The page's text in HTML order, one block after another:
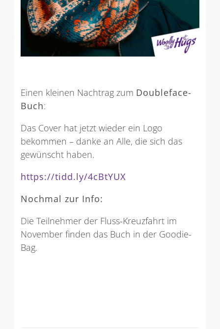
Einen kleinen Nachtrag zum Doubleface-
Buch:
Das Cover hat jetzt wieder ein Logo
bekommen – danke an Alle, die sich das
gewünscht haben.
https://tidd.ly/4cBtYUX
Nochmal zur Info:
Die Teilnehmer der Fluss-Kreuzfahrt im
November finden das Buch in der Goodie-
Bag.